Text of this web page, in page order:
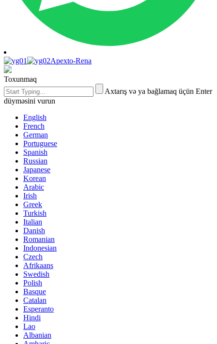
Apexto-Rena
Toxunmaq
Axtarış və ya bağlamaq üçün Enter
düyməsini vurun
English
French
German
Portuguese
Spanish
Russian
Japanese
Korean
Arabic
Irish
Greek
Turkish
Italian
Danish
Romanian
Indonesian
Czech
Afrikaans
Swedish
Polish
Basque
Catalan
Esperanto
Hindi
Lao
Albanian